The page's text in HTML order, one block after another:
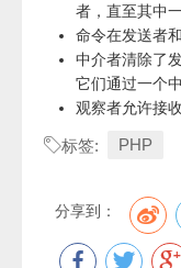
者，直至其中
命令在发送者
中介者清除了
它们通过一个
观察者允许接
标签: PHP
分享到：